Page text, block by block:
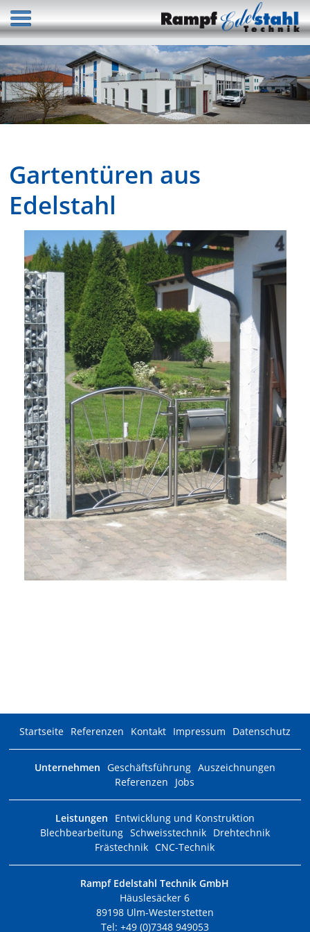
Gartentüren aus
Edelstahl
Startseite Referenzen Kontakt Impressum Datenschutz
Unternehmen Geschäftsführung Auszeichnungen
Referenzen
Jobs
Leistungen
Entwicklung und Konstruktion
Blechbearbeitung Schweisstechnik Drehtechnik
Frästechnik CNC-Technik
Rampf Edelstahl Technik GmbH
Häuslesäcker 6
89198 Ulm-Westerstetten
Tel: +49 (0)7348 949053